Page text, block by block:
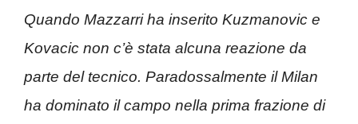
Quando Mazzarri ha inserito Kuzmanovic e
Kovacic non c’è stata alcuna reazione da
parte del tecnico. Paradossalmente il Milan
ha dominato il campo nella prima frazione di